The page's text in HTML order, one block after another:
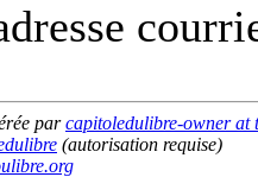
parcapitoledulibre-owner at
(autorisation requise)